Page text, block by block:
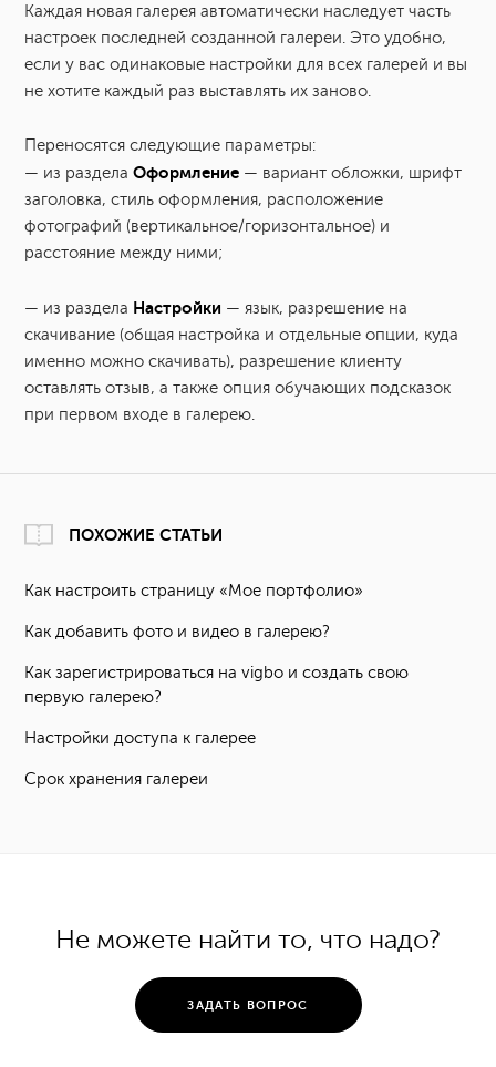
Каждая новая галерея автоматически наследует часть
настроек последней созданной галереи. Это удобно,
если у вас одинаковые настройки для всех галерей и вы
не хотите каждый раз выставлять их заново.
Переносятся следующие параметры:
— из разделаОформление — вариант обложки, шрифт
заголовка, стиль оформления, расположение
фотографий (вертикальное/горизонтальное) и
расстояние между ними;
— из раздела Настройки — язык, разрешение на
скачивание (общая настройка и отдельные опции, куда
именно можно скачивать), разрешение клиенту
оставлять отзыв, а также опция обучающих подсказок
при первом входе в галерею.
ПОХОЖИЕ СТАТЬИ
Как настроить страницу «Мое портфолио»
Как добавить фото и видео в галерею?
Как зарегистрироваться на vigbo и создать свою
первую галерею?
Настройки доступа к галерее
Срок хранения галереи
Не можете найти то, что надо?
ЗАДАТЬ ВОПРОС